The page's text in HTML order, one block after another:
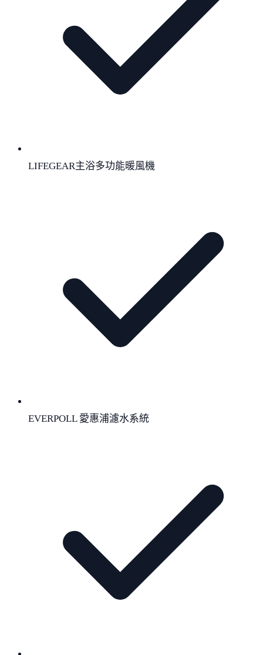
LIFEGEAR主浴多功能暖風機
EVERPOLL 愛惠浦濾水系統